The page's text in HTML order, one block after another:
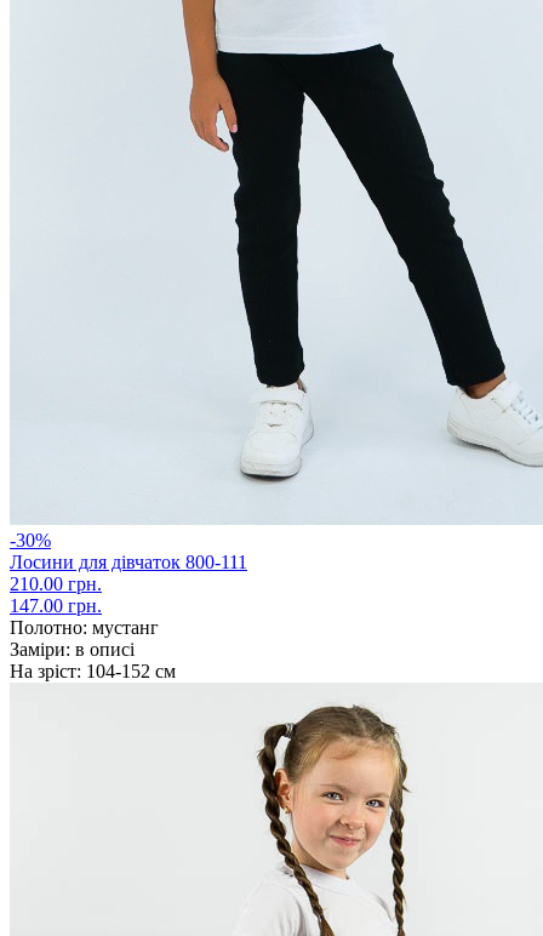
-30%
Лосини для дівчаток 800-111
210.00 грн.
147.00 грн.
Полотно: мустанг
Заміри: в описі
На зріст: 104-152 см